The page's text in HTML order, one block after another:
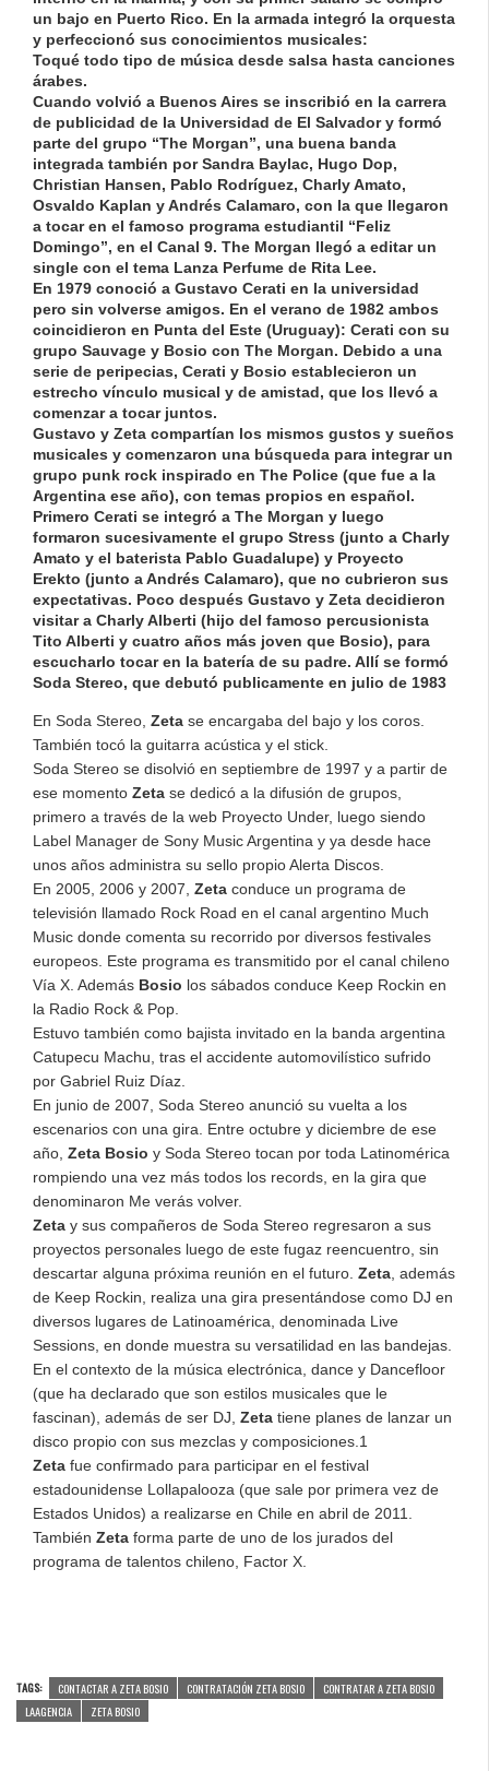
un bajo en Puerto Rico. En la armada integró la orquesta
y perfeccionó sus conocimientos musicales:
Toqué todo tipo de música desde salsa hasta canciones
árabes.
Cuando volvió a Buenos Aires se inscribió en la carrera
de publicidad de la Universidad de El Salvador y formó
parte del grupo “The Morgan”, una buena banda
integrada también por Sandra Baylac, Hugo Dop,
Christian Hansen, Pablo Rodríguez, Charly Amato,
Osvaldo Kaplan y Andrés Calamaro, con la que llegaron
a tocar en el famoso programa estudiantil “Feliz
Domingo”, en el Canal 9. The Morgan llegó a editar un
single con el tema Lanza Perfume de Rita Lee.
En 1979 conoció a Gustavo Cerati en la universidad
pero sin volverse amigos. En el verano de 1982 ambos
coincidieron en Punta del Este (Uruguay): Cerati con su
grupo Sauvage y Bosio con The Morgan. Debido a una
serie de peripecias, Cerati y Bosio establecieron un
estrecho vínculo musical y de amistad, que los llevó a
comenzar a tocar juntos.
Gustavo y Zeta compartían los mismos gustos y sueños
musicales y comenzaron una búsqueda para integrar un
grupo punk rock inspirado en The Police (que fue a la
Argentina ese año), con temas propios en español.
Primero Cerati se integró a The Morgan y luego
formaron sucesivamente el grupo Stress (junto a Charly
Amato y el baterista Pablo Guadalupe) y Proyecto
Erekto (junto a Andrés Calamaro), que no cubrieron sus
expectativas. Poco después Gustavo y Zeta decidieron
visitar a Charly Alberti (hijo del famoso percusionista
Tito Alberti y cuatro años más joven que Bosio), para
escucharlo tocar en la batería de su padre. Allí se formó
Soda Stereo, que debutó publicamente en julio de 1983
En Soda Stereo, Zeta se encargaba del bajo y los coros.
También tocó la guitarra acústica y el stick.
Soda Stereo se disolvió en septiembre de 1997 y a partir de
ese momento Zeta se dedicó a la difusión de grupos,
primero a través de la web Proyecto Under, luego siendo
Label Manager de Sony Music Argentina y ya desde hace
unos años administra su sello propio Alerta Discos.
En 2005, 2006 y 2007, Zeta conduce un programa de
televisión llamado Rock Road en el canal argentino Much
Music donde comenta su recorrido por diversos festivales
europeos. Este programa es transmitido por el canal chileno
Vía X. Además Bosio los sábados conduce Keep Rockin en
la Radio Rock & Pop.
Estuvo también como bajista invitado en la banda argentina
Catupecu Machu, tras el accidente automovilístico sufrido
por Gabriel Ruiz Díaz.
En junio de 2007, Soda Stereo anunció su vuelta a los
escenarios con una gira. Entre octubre y diciembre de ese
año, Zeta Bosio y Soda Stereo tocan por toda Latinomérica
rompiendo una vez más todos los records, en la gira que
denominaron Me verás volver.
Zeta y sus compañeros de Soda Stereo regresaron a sus
proyectos personales luego de este fugaz reencuentro, sin
descartar alguna próxima reunión en el futuro. Zeta , además
de Keep Rockin, realiza una gira presentándose como DJ en
diversos lugares de Latinoamérica, denominada Live
Sessions, en donde muestra su versatilidad en las bandejas.
En el contexto de la música electrónica, dance y Dancefloor
(que ha declarado que son estilos musicales que le
fascinan), además de ser DJ, Zeta tiene planes de lanzar un
disco propio con sus mezclas y composiciones.1
Zeta fue confirmado para participar en el festival
estadounidense Lollapalooza (que sale por primera vez de
Estados Unidos) a realizarse en Chile en abril de 2011.
También Zeta forma parte de uno de los jurados del
programa de talentos chileno, Factor X.
TAGS: CONTACTAR A ZETA BOSIO CONTRATACIÓN ZETA BOSIO
CONTRATAR A ZETA BOSIO
LAAGENCIA
ZETA BOSIO